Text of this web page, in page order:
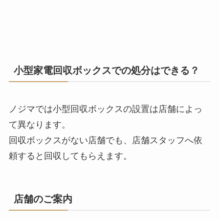
小型家電回収ボックスでの処分はできる？
ノジマでは小型回収ボックスの設置は店舗によっ
て異なります。
回収ボックスがない店舗でも、店舗スタッフへ依
頼すると回収してもらえます。
店舗のご案内